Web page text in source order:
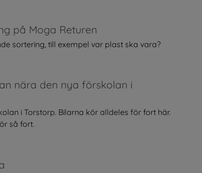
på Moga Returen
sortering, till exempel var plast ska vara?
nära den nya förskolan i
i Torstorp. Bilarna kör alldeles för fort här.
så fort.